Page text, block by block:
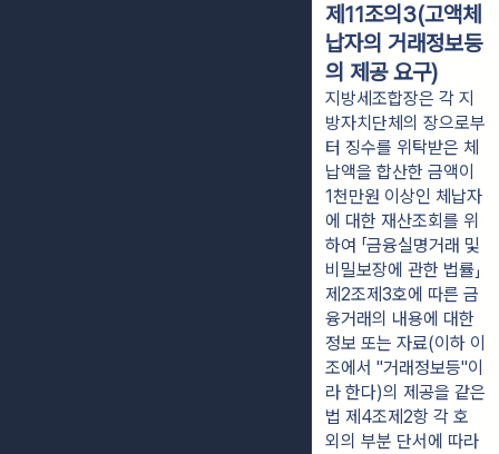
제11조의3(고액체
납자의 거래정보등
의 제공 요구)
지방세조합장은 각 지
방자치단체의 장으로부
터 징수를 위탁받은 체
납액을 합산한 금액이
1천만원 이상인 체납자
에 대한 재산조회를 위
하여 「금융실명거래 및
비밀보장에 관한 법률」
제2조제3호에 따른 금
융거래의 내용에 대한
정보 또는 자료(이하 이
조에서 "거래정보등"이
라 한다)의 제공을 같은
법 제4조제2항 각 호
외의 부분 단서에 따라